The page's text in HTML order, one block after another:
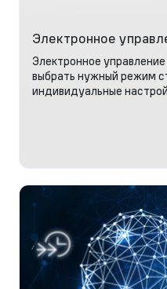
Электронное
Электронное
выбрать нужный режим
индивидуальные